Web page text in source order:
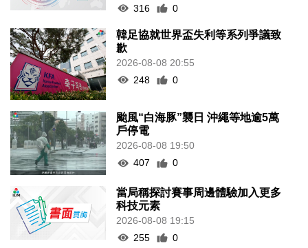
316
0
韓足協就世界盃失利等系列爭議致
歉
2026-08-08 20:55
248
0
颱風“白海豚”襲日 沖繩等地逾5萬
戶停電
2026-08-08 19:50
407
0
當局稱探討賽事周邊體驗加入更多
科技元素
2026-08-08 19:15
255
0